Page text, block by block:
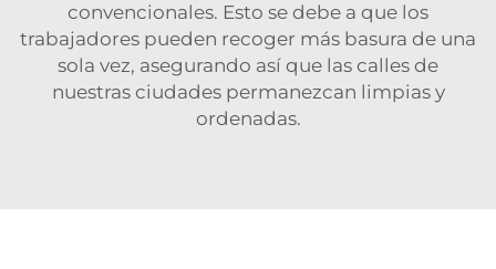
convencionales. Esto se debe a que los
trabajadores pueden recoger más basura de una
sola vez, asegurando así que las calles de
nuestras ciudades permanezcan limpias y
ordenadas.